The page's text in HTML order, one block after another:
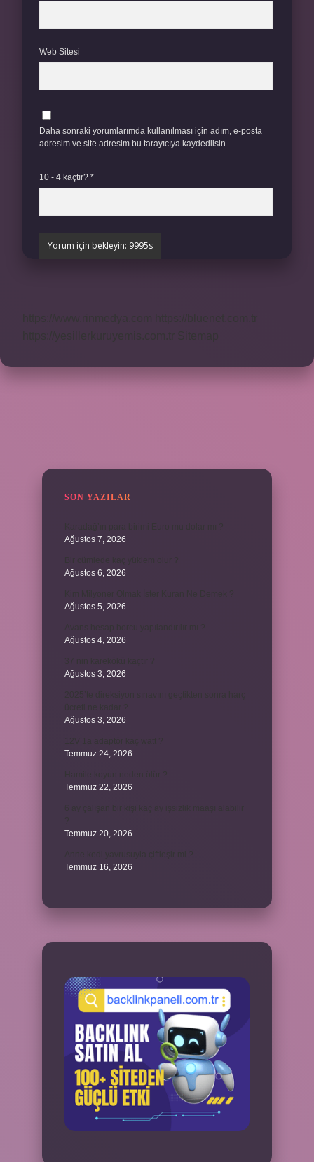
Web Sitesi
Daha sonraki yorumlarımda kullanılması için adım, e-posta
adresim ve site adresim bu tarayıcıya kaydedilsin.
10 - 4 kaçtır? *
SON YAZILAR
Ağustos 7, 2026
Ağustos 6, 2026
Ağustos 5, 2026
Ağustos 4, 2026
Ağustos 3, 2026
Ağustos 3, 2026
Temmuz 24, 2026
Temmuz 22, 2026
Temmuz 20, 2026
Temmuz 16, 2026